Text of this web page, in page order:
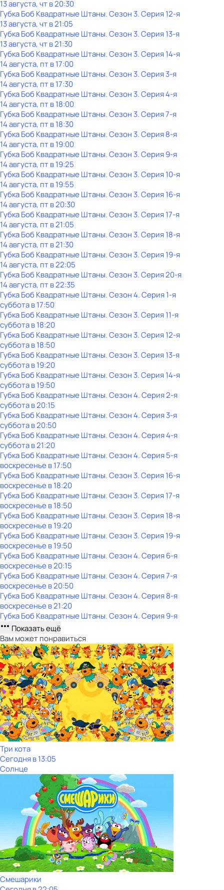
13 августа, чт в 20:30
Губка Боб Квадратные Штаны. Сезон 3. Серия 12-я
13 августа, чт в 21:05
Губка Боб Квадратные Штаны. Сезон 3. Серия 13-я
13 августа, чт в 21:30
Губка Боб Квадратные Штаны. Сезон 3. Серия 14-я
14 августа, пт в 17:00
Губка Боб Квадратные Штаны. Сезон 3. Серия 3-я
14 августа, пт в 17:30
Губка Боб Квадратные Штаны. Сезон 3. Серия 4-я
14 августа, пт в 18:00
Губка Боб Квадратные Штаны. Сезон 3. Серия 7-я
14 августа, пт в 18:30
Губка Боб Квадратные Штаны. Сезон 3. Серия 8-я
14 августа, пт в 19:00
Губка Боб Квадратные Штаны. Сезон 3. Серия 9-я
14 августа, пт в 19:25
Губка Боб Квадратные Штаны. Сезон 3. Серия 10-я
14 августа, пт в 19:55
Губка Боб Квадратные Штаны. Сезон 3. Серия 16-я
14 августа, пт в 20:30
Губка Боб Квадратные Штаны. Сезон 3. Серия 17-я
14 августа, пт в 21:05
Губка Боб Квадратные Штаны. Сезон 3. Серия 18-я
14 августа, пт в 21:30
Губка Боб Квадратные Штаны. Сезон 3. Серия 19-я
14 августа, пт в 22:05
Губка Боб Квадратные Штаны. Сезон 3. Серия 20-я
14 августа, пт в 22:35
Губка Боб Квадратные Штаны. Сезон 4. Серия 1-я
субботав17:50
Губка Боб Квадратные Штаны. Сезон 3. Серия 11-я
субботав18:20
Губка Боб Квадратные Штаны. Сезон 3. Серия 12-я
субботав18:50
Губка Боб Квадратные Штаны. Сезон 3. Серия 13-я
субботав19:20
Губка Боб Квадратные Штаны. Сезон 3. Серия 14-я
субботав19:50
Губка Боб Квадратные Штаны. Сезон 4. Серия 2-я
субботав20:15
Губка Боб Квадратные Штаны. Сезон 4. Серия 3-я
субботав20:50
Губка Боб Квадратные Штаны. Сезон 4. Серия 4-я
субботав21:20
Губка Боб Квадратные Штаны. Сезон 4. Серия 5-я
воскресенье в17:50
Губка Боб Квадратные Штаны. Сезон 3. Серия 16-я
воскресенье в18:20
Губка Боб Квадратные Штаны. Сезон 3. Серия 17-я
воскресенье в18:50
Губка Боб Квадратные Штаны. Сезон 3. Серия 18-я
воскресенье в19:20
Губка Боб Квадратные Штаны. Сезон 3. Серия 19-я
воскресенье в19:50
Губка Боб Квадратные Штаны. Сезон 4. Серия 6-я
воскресенье в20:15
Губка Боб Квадратные Штаны. Сезон 4. Серия 7-я
воскресенье в20:50
Губка Боб Квадратные Штаны. Сезон 4. Серия 8-я
воскресенье в21:20
Губка Боб Квадратные Штаны. Сезон 4. Серия 9-я
Показать ещё
Вам может понравиться
Три кота
Сегодня в 13:05
Солнце
Смешарики